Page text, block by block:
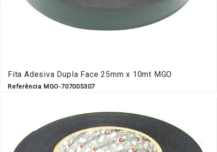
Fita Adesiva Dupla Face 25mm x 10mt MGO
Referência MGO-707005307